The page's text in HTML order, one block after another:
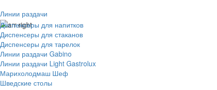
Линии раздачи
Диспенсеры для напитков
Диспенсеры для стаканов
Диспенсеры для тарелок
Линии раздачи Gabino
Линии раздачи Light Gastrolux
Марихолодмаш Шеф
Шведские столы